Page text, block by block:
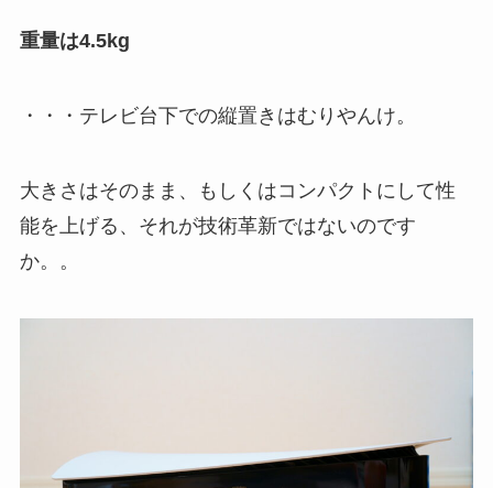
重量は4.5kg
・・・テレビ台下での縦置きはむりやんけ。
大きさはそのまま、もしくはコンパクトにして性
能を上げる、それが技術革新ではないのです
か。。